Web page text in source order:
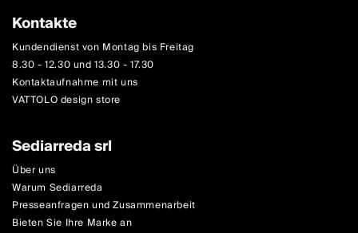
Kontakte
Kundendienst von Montag bis Freitag
8.30 - 12.30 und 13.30 - 17.30
Kontaktaufnahme mit uns
VATTOLO design store
Sediarreda srl
Über uns
Warum Sediarreda
Presseanfragen und Zusammenarbeit
Bieten Sie Ihre Marke an